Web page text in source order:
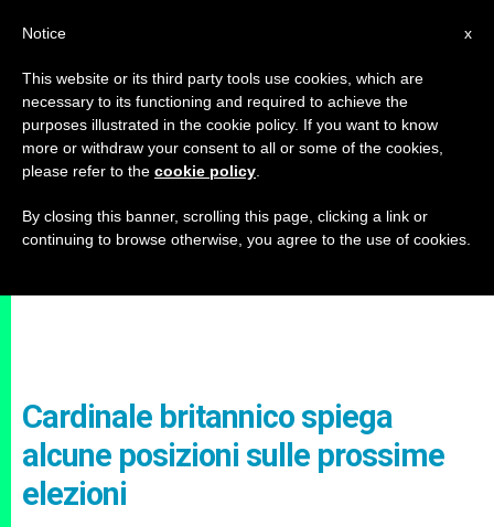
Cardinale britannico spiega
alcune posizioni sulle prossime
elezioni
x
Notice
This website or its third party tools use cookies, which are
necessary to its functioning and required to achieve the
purposes illustrated in the cookie policy. If you want to know
more or withdraw your consent to all or some of the cookies,
please refer to the cookie policy
By closing this banner, scrolling this page, clicking a link or
continuing to browse otherwise, you agree to the use of cookies.